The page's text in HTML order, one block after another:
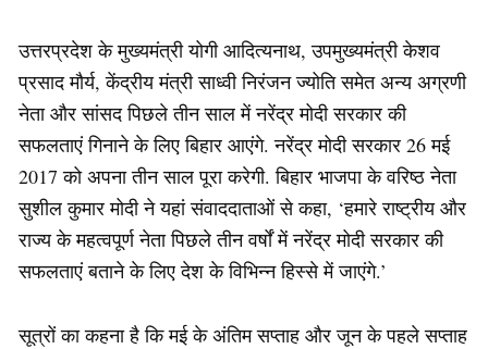
उत्तरप्रदेश के मुख्यमंत्री योगी आदित्यनाथ, उपमुख्यमंत्री केशव
प्रसाद मौर्य, केंद्रीय मंत्री साध्वी निरंजन ज्योति समेत अन्य अग्रणी
नेता और सांसद पिछले तीन साल में नरेंद्र मोदी सरकार की
सफलताएं गिनाने के लिए बिहार आएंगे. नरेंद्र मोदी सरकार 26 मई
2017 को अपना तीन साल पूरा करेगी. बिहार भाजपा के वरिष्ठ नेता
सुशील कुमार मोदी ने यहां संवाददाताओं से कहा, ‘हमारे राष्ट्रीय और
राज्य के महत्वपूर्ण नेता पिछले तीन वर्षों में नरेंद्र मोदी सरकार की
सफलताएं बताने के लिए देश के विभिन्न हिस्से में जाएंगे.’
सूत्रों का कहना है कि मई के अंतिम सप्ताह और जून के पहले सप्ताह